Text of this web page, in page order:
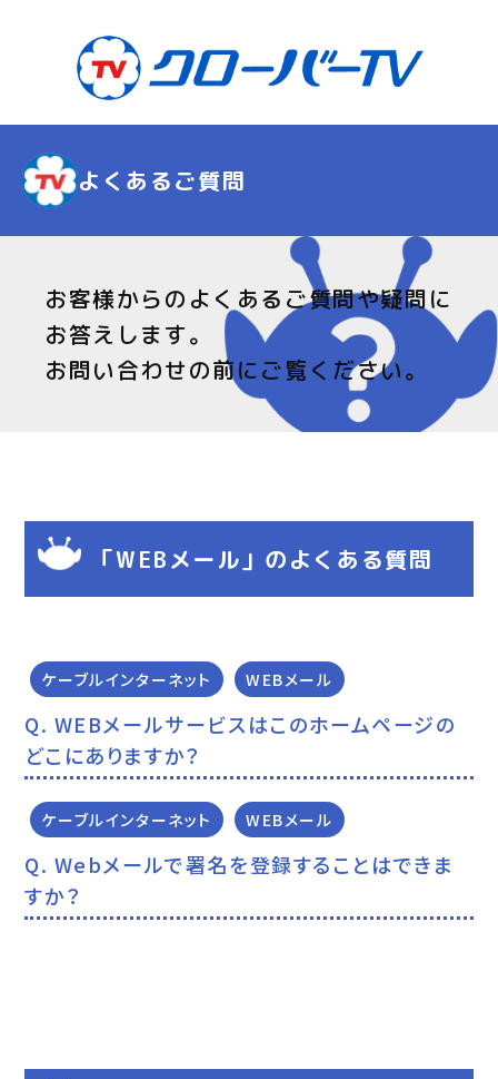
よくあるご質問
お客様からのよくあるご質問や疑問に
お答えします。
お問い合わせの前にご覧ください。
「WEBメール」のよくある質問
ケーブルインターネット WEBメール
WEBメールサービスはこのホームページの
どこにありますか？
ケーブルインターネット WEBメール
Webメールで署名を登録することはできま
すか？